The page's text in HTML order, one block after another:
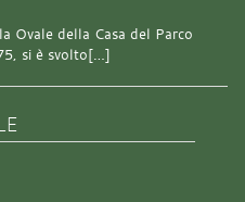
Ovale della Casa del Parco
si è svolto[…]